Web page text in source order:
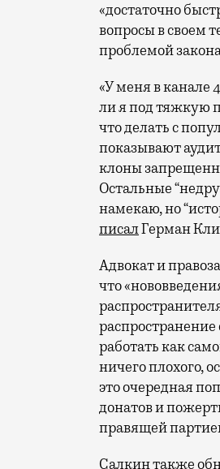
«достаточно
вопросы в своем
проблемой
«У меня в канале
ли я под тяжкую
что делать с
показывают
клоны
Остальные
намекаю, но
писалГерман
Адвокат и
что
работать как
ничего плохого,
это очередная
донатов и
правящей
Салкин также